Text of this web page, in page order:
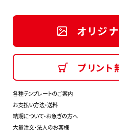
オリジ
プリント
各種テンプレートのご案内
お支払い方法・送料
納期について・お急ぎの方へ
大量注文・法人のお客様